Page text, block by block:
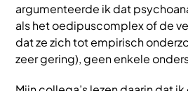
argumenteerde ik dat
als het oedipuscomplex of de
dat ze zich tot empirisch
zeer gering), geen enkele